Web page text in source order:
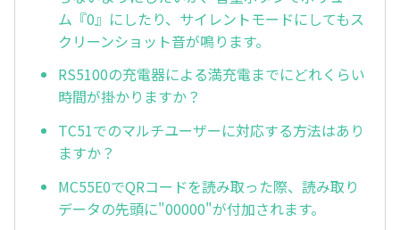
ム『0』にしたり、サイレントモードにしてもス
クリーンショット音が鳴ります。
RS5100の充電器による満充電までにどれくらい
時間が掛かりますか？
TC51でのマルチユーザーに対応する方法はあり
ますか？
MC55E0でQRコードを読み取った際、読み取り
データの先頭に"00000"が付加されます。